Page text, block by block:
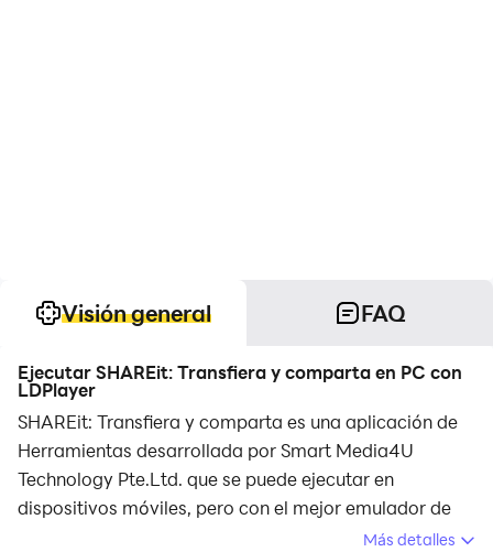
Visión general FAQ
Ejecutar SHAREit: Transfiera y comparta en PC con
LDPlayer
SHAREit: Transfiera y comparta es una aplicación de
Herramientas desarrollada por Smart Media4U
Technology Pte.Ltd. que se puede ejecutar en
dispositivos móviles, pero con el mejor emulador de
Android, LDPlayer, puedes descargar SHAREit:Más detalles